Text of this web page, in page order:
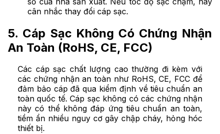
cân nhắc thay đổi cáp sạc.
5. Cáp Sạc Không Có Chứng Nhận
An Toàn (RoHS, CE, FCC)
Các cáp sạc chất lượng cao thường đi kèm với
các chứng nhận an toàn như RoHS, CE, FCC để
đảm bảo cáp đã qua kiểm định về tiêu chuẩn an
toàn quốc tế. Cáp sạc không có các chứng nhận
này có thể không đáp ứng tiêu chuẩn an toàn,
tiềm ẩn nhiều nguy cơ gây chập cháy, hỏng hóc
thiết bị.